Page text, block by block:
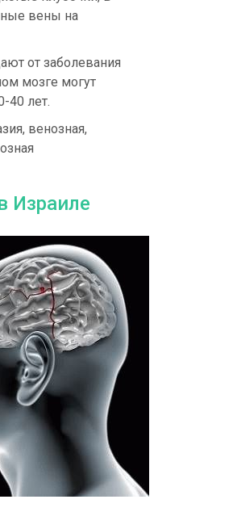
вены на
от заболевания
мозге могут
40 лет.
венозная,
Израиле